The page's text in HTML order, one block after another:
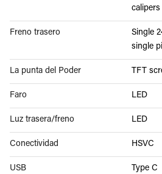
calipers
Freno trasero
Single
single
La punta del Poder TFT
Faro LED
Luz trasera/freno LED
Conectividad HSVC
USB Type C